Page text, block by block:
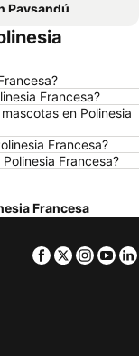
Paysandú
Chuy
Foz de Iguazú
Punta del Diablo
Maldonado
de Colonia
España
Asunción
Francesa?
en Polinesia
Francesa?
Francesa?
Francesa
Facebook
Twitter